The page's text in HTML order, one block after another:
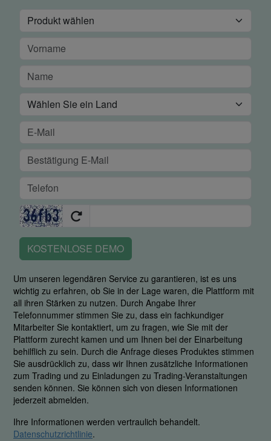
KOSTENLOSE DEMO
Um unseren legendären Service zu garantieren, ist es uns
wichtig zu erfahren, ob Sie in der Lage waren, die Plattform mit
all ihren Stärken zu nutzen. Durch Angabe Ihrer
Telefonnummer stimmen Sie zu, dass ein fachkundiger
Mitarbeiter Sie kontaktiert, um zu fragen, wie Sie mit der
Plattform zurecht kamen und um Ihnen bei der Einarbeitung
behilflich zu sein. Durch die Anfrage dieses Produktes stimmen
Sie ausdrücklich zu, dass wir Ihnen zusätzliche Informationen
zum Trading und zu Einladungen zu Trading-Veranstaltungen
senden können. Sie können sich von diesen Informationen
jederzeit abmelden.
Ihre Informationen werden vertraulich behandelt.
Datenschutzrichtlinie.